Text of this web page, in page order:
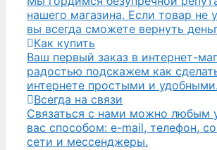
нашего магазина. Если товар не
вы всегда сможете вернуть
Как купить
Ваш первый заказ в интернет-
радостью подскажем как
интернете простыми и удобными.
Всегда на связи
Связаться с нами можно любым
вас способом: e-mail, телефон,
сети и мессенджеры.